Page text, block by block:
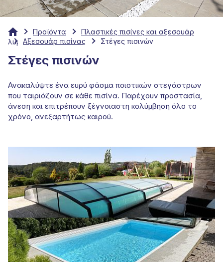
λυμάτων
Προϊόντα
Πλαστικές πισίνες και αξεσουάρ
Αξεσουάρ πισίνας
Στέγες πισινών
Στέγες πισινών
Ανακαλύψτε ένα ευρύ φάσμα ποιοτικών στεγάστρων
που ταιριάζουν σε κάθε πισίνα. Παρέχουν προστασία,
άνεση και επιτρέπουν ξέγνοιαστη κολύμβηση όλο το
χρόνο, ανεξαρτήτως καιρού.